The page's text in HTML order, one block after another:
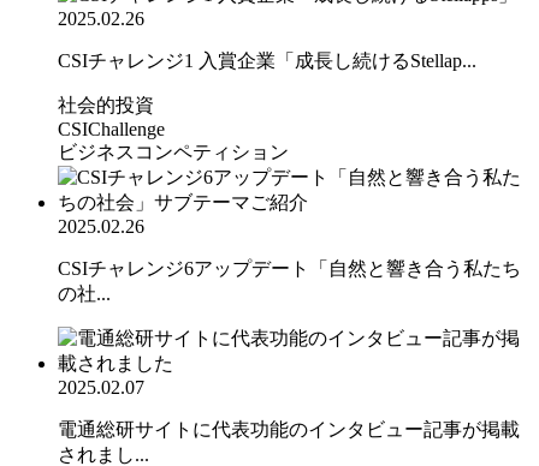
2025.02.26
CSIチャレンジ1 入賞企業「成長し続けるStellap...
社会的投資
CSIChallenge
ビジネスコンペティション
2025.02.26
CSIチャレンジ6アップデート「自然と響き合う私たち
の社...
2025.02.07
電通総研サイトに代表功能のインタビュー記事が掲載
されまし...